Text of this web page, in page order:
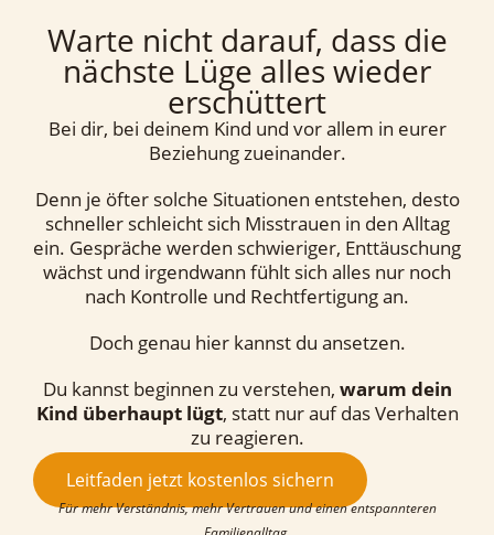
Warte nicht darauf, dass die
nächste Lüge alles wieder
erschüttert
Bei dir, bei deinem Kind und vor allem in eurer
Beziehung zueinander.
Denn je öfter solche Situationen entstehen, desto
schneller schleicht sich Misstrauen in den Alltag
ein. Gespräche werden schwieriger, Enttäuschung
wächst und irgendwann fühlt sich alles nur noch
nach Kontrolle und Rechtfertigung an.
Doch genau hier kannst du ansetzen.
Du kannst beginnen zu verstehen, warum dein
Kind überhaupt lügt, statt nur auf das Verhalten
zu reagieren.
Leitfaden jetzt kostenlos sichern
Für mehr Verständnis, mehr Vertrauen und einen entspannteren